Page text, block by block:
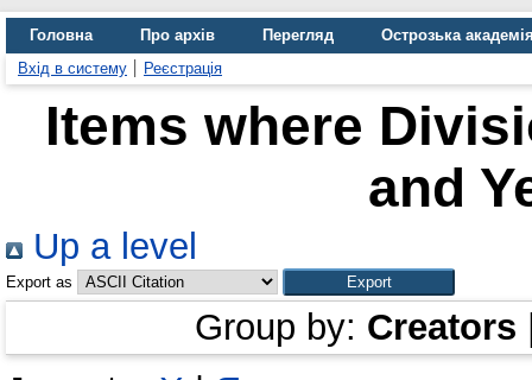
Головна Про архів Перегляд
Острозька
Вхід в систему
Реєстрація
Items where
and
Up a level
Export as
Group by: Creators